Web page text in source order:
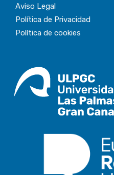
Aviso Legal
Política de Privacidad
Política de cookies